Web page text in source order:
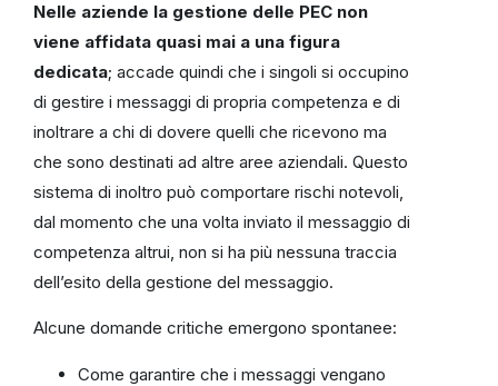
Nelle aziende la gestione delle PEC non
viene affidata quasi mai a una figura
dedicata; accade quindi che i singoli si occupino
di gestire i messaggi di propria competenza e di
inoltrare a chi di dovere quelli che ricevono ma
che sono destinati ad altre aree aziendali. Questo
sistema di inoltro può comportare rischi notevoli,
dal momento che una volta inviato il messaggio di
competenza altrui, non si ha più nessuna traccia
dell’esito della gestione del messaggio.
Alcune domande critiche emergono spontanee:
Come garantire che i messaggi vengano